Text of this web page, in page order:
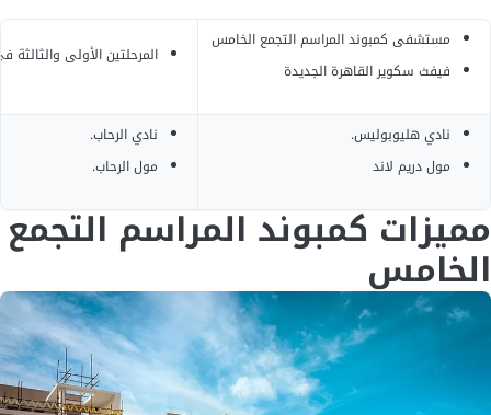
مستشفى كمبوند المراسم التجمع الخامس
فيفث سكوير القاهرة الجديدة
المرحلتين الأولى
نادي هليوبوليس.
مول دريم لاند
نادي الرحاب.
مول الرحاب.
مميزات كمبوند المراسم التجمع
الخامس